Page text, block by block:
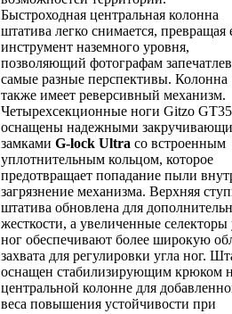
Быстроходная центральная колонна
штатива легко снимается, превращая
инструмент наземного уровня,
позволяющий фотографам
самые разные перспективы. Колонна
также имеет реверсивный механизм.
Четырехсекционные ноги Gitzo
оснащены надежными
замками G-lock Ultra со встроенным
уплотнительным кольцом, которое
предотвращает попадание пыли
загрязнение механизма. Верхняя
штатива обновлена для
жесткости, а увеличенные селекторы
ног обеспечивают более широкую
захвата для регулировки угла ног.
оснащен стабилизирующим крюком
центральной колонне для
веса повышения устойчивости при